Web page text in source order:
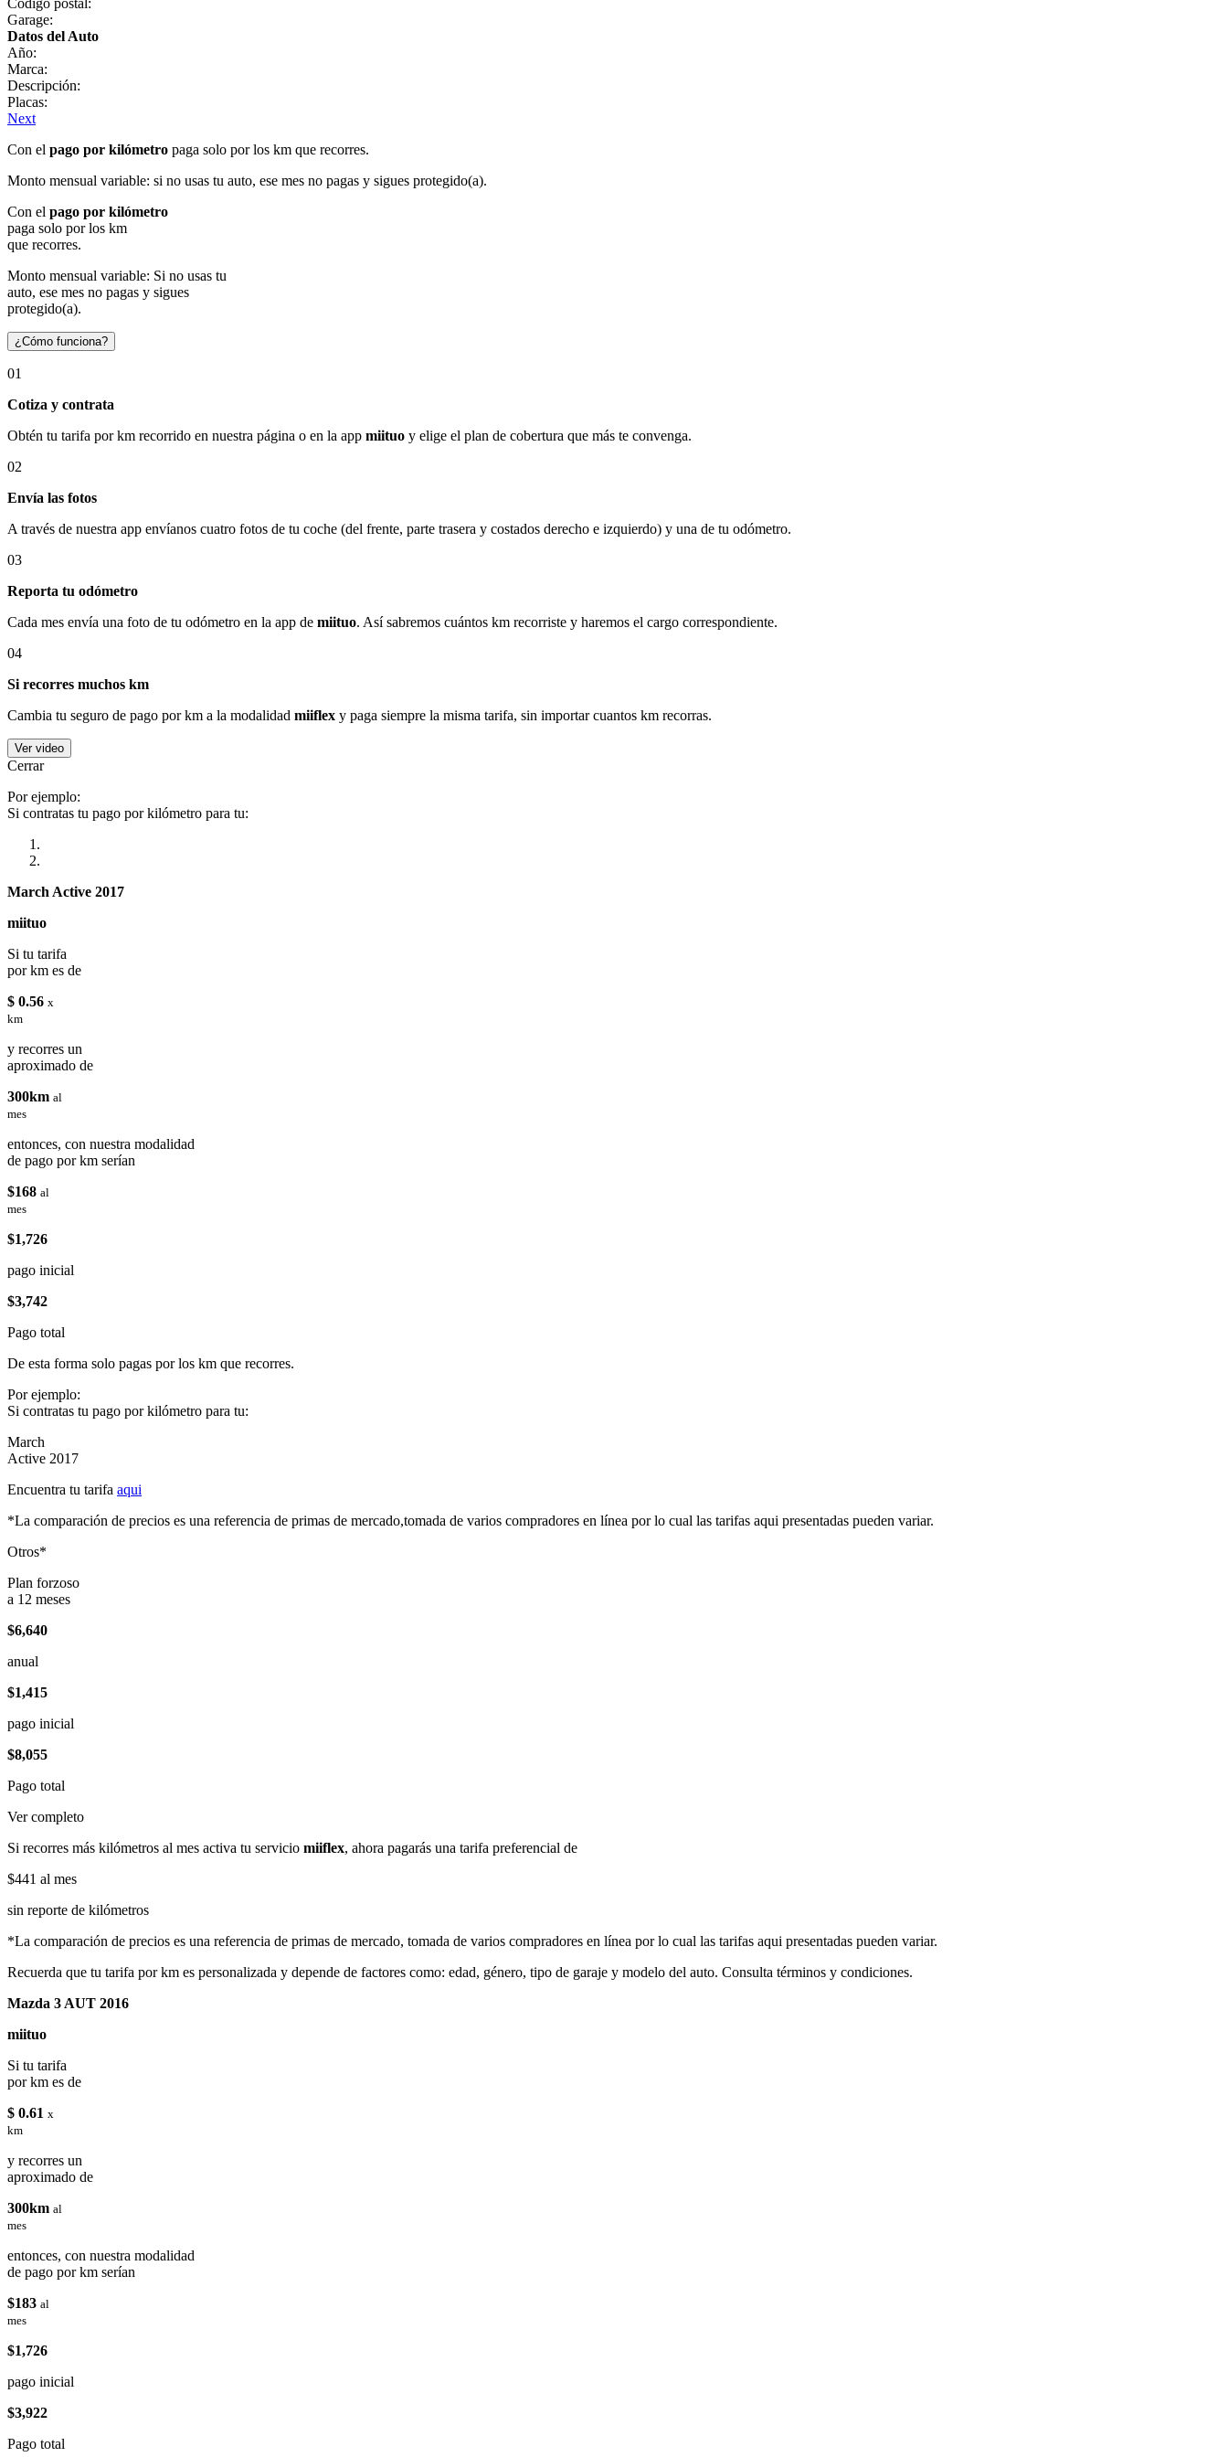
Garage:
Datos del Auto
Año:
Marca:
Descripción:
Placas:
Next
Con el pago por kilómetro paga solo por los km que recorres.
Monto mensual variable: si no usas tu auto, ese mes no pagas y sigues protegido(a).
Con el pago por kilómetro
paga solo por los km
que recorres.
Monto mensual variable: Si no usas tu
auto, ese mes no pagas y sigues
protegido(a).
¿Cómo funciona?
01
Cotiza y contrata
Obtén tu tarifa por km recorrido en nuestra página o en la app miituo y elige el plan de cobertura que más te convenga.
02
Envía las fotos
A través de nuestra app envíanos cuatro fotos de tu coche (del frente, parte trasera y costados derecho e izquierdo) y una de tu odómetro.
03
Reporta tu odómetro
Cada mes envía una foto de tu odómetro en la app de miituo. Así sabremos cuántos km recorriste y haremos el cargo correspondiente.
04
Si recorres muchos km
Cambia tu seguro de pago por km a la modalidad miiflex y paga siempre la misma tarifa, sin importar cuantos km recorras.
Ver video
Cerrar
Por ejemplo:
Si contratas tu pago por kilómetro para tu:
March Active 2017
miituo
Si tu tarifa
por km es de
$ 0.56 x
km
y recorres un
aproximado de
300km al
mes
entonces, con nuestra modalidad
de pago por km serían
$168 al
mes
$1,726
pago inicial
$3,742
Pago total
De esta forma solo pagas por los km que recorres.
Por ejemplo:
Si contratas tu pago por kilómetro para tu:
March
Active 2017
Encuentra tu tarifa aqui
*La comparación de precios es una referencia de primas de mercado,tomada de varios compradores en línea por lo cual las tarifas aqui presentadas pueden variar.
Otros*
Plan forzoso
a 12 meses
$6,640
anual
$1,415
pago inicial
$8,055
Pago total
Ver completo
Si recorres más kilómetros al mes activa tu servicio miiflex, ahora pagarás una tarifa preferencial de
$441 al mes
sin reporte de kilómetros
*La comparación de precios es una referencia de primas de mercado, tomada de varios compradores en línea por lo cual las tarifas aqui presentadas pueden variar.
Recuerda que tu tarifa por km es personalizada y depende de factores como: edad, género, tipo de garaje y modelo del auto. Consulta términos y condiciones.
Mazda 3 AUT 2016
miituo
Si tu tarifa
por km es de
$ 0.61 x
km
y recorres un
aproximado de
300km al
mes
entonces, con nuestra modalidad
de pago por km serían
$183 al
mes
$1,726
pago inicial
$3,922
Pago total